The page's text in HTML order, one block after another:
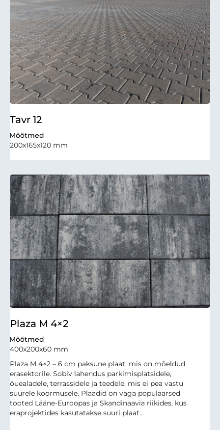
Tavr 12
Mõõtmed
200x165x120 mm
Plaza M 4×2
Mõõtmed
400x200x60 mm
Plaza M 4×2 – 6 cm paksune plaat, mis on mõeldud
erasektorile. Sobiv lahendus parkimisplatsidele,
õuealadele, terrassidele ja teedele, mis ei pea vastu
suurele koormusele. Plaadid on väga populaarsed
tooted Lääne-Euroopas ja Skandinaavia riikides, kus
eraprojektides kasutatakse suuri plaat...